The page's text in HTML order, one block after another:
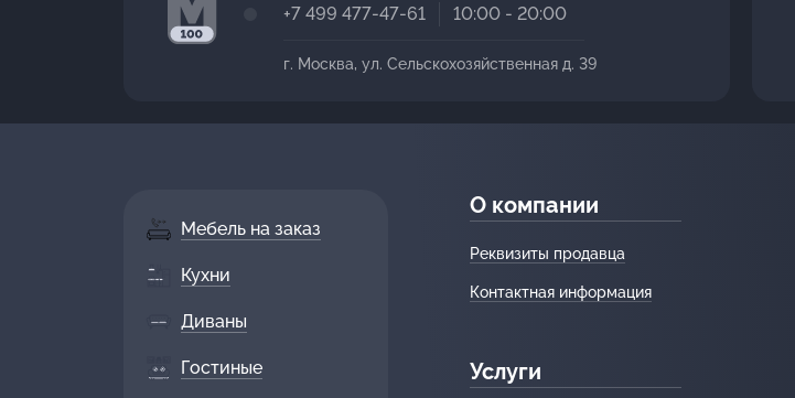
+7 499 477-47-61 10:00 - 20:00
г. Москва, ул. Сельскохозяйственная д. 39
Мебель на заказ
Кухни
Диваны
Гостиные
О компании
Реквизиты продавца
Контактная информация
Услуги